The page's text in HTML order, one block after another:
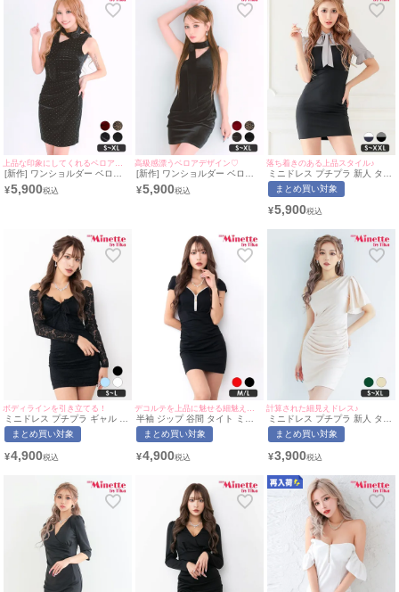
[新作] ワンショルダー ベロア
ドット 黒 タイトドレス (ねお
ん着用/S~XLサイズ対応) |
¥5,900
高級感漂うベロアデザイン♡
[新作] ワンショルダー ベロア
黒 タイトドレス (みのり着
用/S~XLサイズ対応) |
¥5,900
落ち着きのある上品スタイル♪
ミニドレス プチプラ 新人 タイ
ト ワンピース 半袖 低身長 胸
元隠し リボン グレー 黒 キャ
用/S~XXLサイズ対応) |
まとめ買い対象
¥5,900
ボディラインを引き立てる！
ミニドレス プチプラ ギャル タ
イト 長袖 袖あり オフショル
セクシー ラウンジ キャミソー
ボン 総レース 黒 キャバドレス
まとめ買い対象
¥4,900
半袖 ジップ 谷間 タイト ミニ
ドレス (ちぴたん着用/M~Lサイ
ズ対応) | myMinette/マイミネ
まとめ買い対象
¥4,900
計算された細見えドレス♪
ミニドレス プチプラ 新人 タイ
ト ラウンジ ワンショル 半袖
低身長 胸元隠し 同伴 ベージュ
用/S~XLサイズ対応) |
まとめ買い対象
¥3,900